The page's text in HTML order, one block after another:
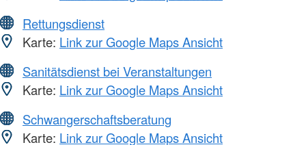
Rettungsdienst
Karte: Link zur Google Maps Ansicht
Sanitätsdienst bei Veranstaltungen
Karte: Link zur Google Maps Ansicht
Schwangerschaftsberatung
Karte: Link zur Google Maps Ansicht